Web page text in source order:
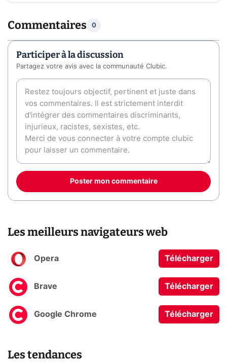
Commentaires 0
Participer à la discussion
Partagez votre avis avec la communauté Clubic.
Poster mon commentaire
Les meilleurs navigateurs web
Opera Télécharger
Brave Télécharger
Google Chrome Télécharger
Les tendances